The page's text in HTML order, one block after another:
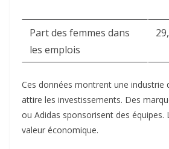
Part des femmes dans
les emplois
Ces données montrent une industrie
attire les investissements. Des
ou Adidas sponsorisent des équipes.
valeur économique.